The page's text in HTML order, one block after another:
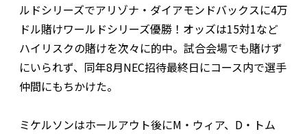
ルドシリーズでアリゾナ・ダイアモンドバックスに4万
ドル賭けワールドシリーズ優勝！オッズは15対1など
ハイリスクの賭けを次々に的中。試合会場でも賭けず
にいられず、同年8月NEC招待最終日にコース内で選手
仲間にもちかけた。
ミケルソンはホールアウト後にM・ウィア、D・トム